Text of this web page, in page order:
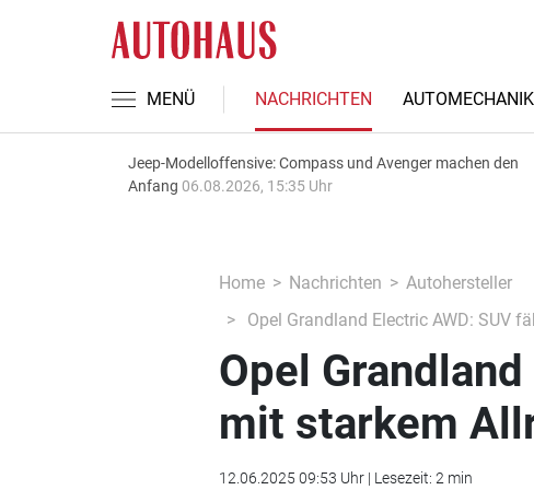
MENÜ NACHRICHTEN
Jeep-Modelloffensive: Compass und Avenger machen den
Anfang 06.08.2026, 15:35 Uhr
Home Nachrichten
Autohersteller
Opel Grandland Electric AWD: SUV
Opel
mit starkem
12.06.2025 09:53 Uhr | Lesezeit: 2 min